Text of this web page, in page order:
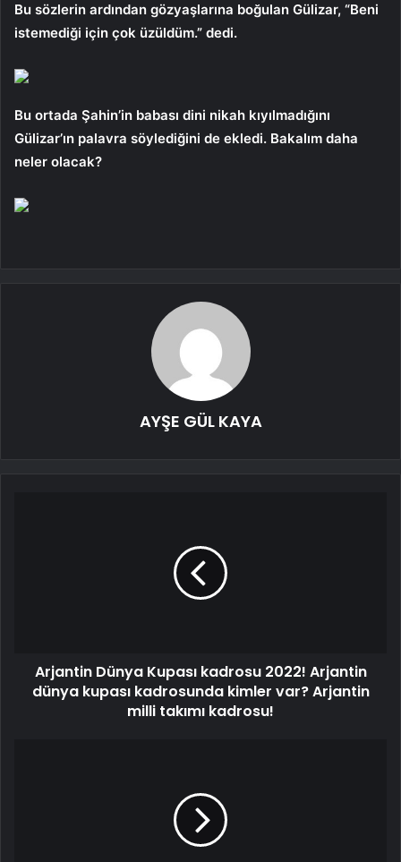
Bu sözlerin ardından gözyaşlarına boğulan Gülizar, “Beni
istemediği için çok üzüldüm.” dedi.
Bu ortada Şahin’in babası dini nikah kıyılmadığını
Gülizar’ın palavra söylediğini de ekledi. Bakalım daha
neler olacak?
AYŞE GÜL KAYA
Arjantin Dünya Kupası kadrosu 2022! Arjantin
dünya kupası kadrosunda kimler var? Arjantin
milli takımı kadrosu!